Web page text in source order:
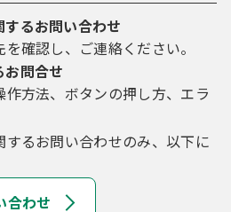
るお問い合わせ
確認し、ご連絡ください。
お問合せ
方法、ボタンの押し方、エラ
るお問い合わせのみ、以下に
合わせ